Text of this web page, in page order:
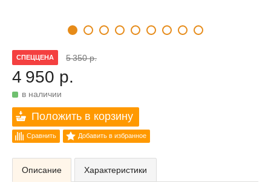
СПЕЦЦЕНА 5 350 р.
4 950 р.
в наличии
Положить в корзину
Сравнить Добавить в избранное
Описание Характеристики